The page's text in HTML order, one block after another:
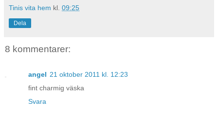
Tinis vita hem kl. 09:25
Dela
8 kommentarer:
angel 21 oktober 2011 kl. 12:23
fint charmig väska
Svara